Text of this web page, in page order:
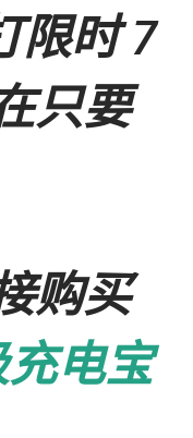
限时 7
只要
购买
充电宝